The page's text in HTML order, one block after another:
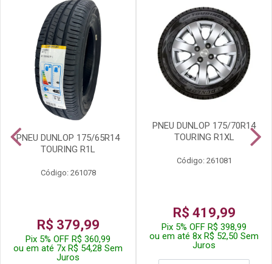
PNEU DUNLOP 175/65R14
TOURING R1L
Código: 261078
R$ 379,99
Pix 5% OFF R$ 360,99
ou em até 7x R$ 54,28 Sem
Juros
PNEU DUNLOP 175/70R14
TOURING R1XL
Código: 261081
R$ 419,99
Pix 5% OFF R$ 398,99
ou em até 8x R$ 52,50 Sem
Juros